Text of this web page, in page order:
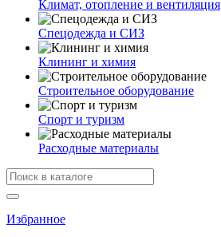
Климат, отопление и вентиляция
Спецодежда и СИЗ
Клининг и химия
Строительное оборудование
Спорт и туризм
Расходные материалы
Избранное